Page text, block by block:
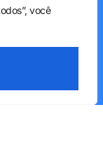
você